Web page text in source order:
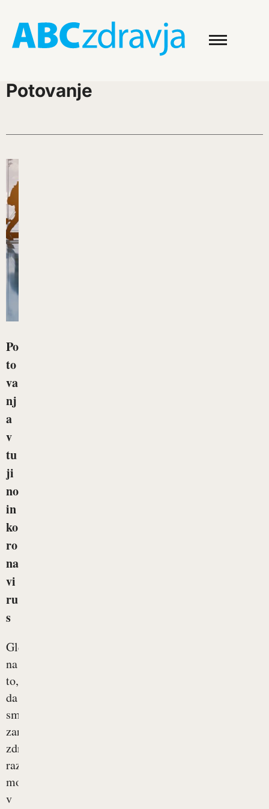
Potovanje
Po
to
va
nj
a
v
tu
ji
no
in
ko
ro
na
vi
ru
s
Glede
na
to,
da
smo
zaradi
zdravstvenih
razmer
morali
v